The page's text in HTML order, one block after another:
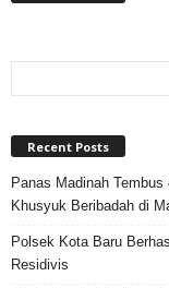
Recent Posts
Panas Madinah
Khusyuk Beribadah di
Polsek Kota Baru
Residivis